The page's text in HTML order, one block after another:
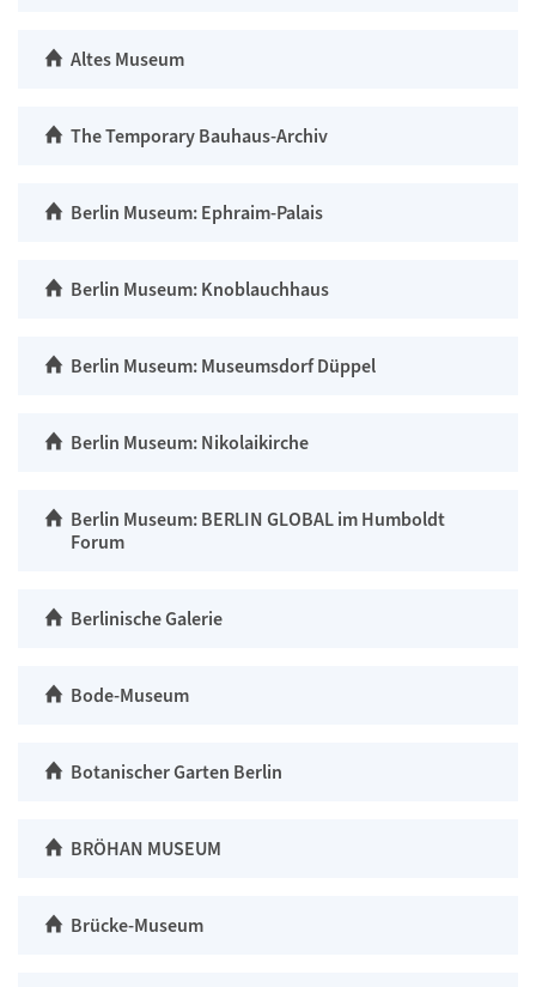
Altes Museum
The Temporary Bauhaus-Archiv
Berlin Museum: Ephraim-Palais
Berlin Museum: Knoblauchhaus
Berlin Museum: Museumsdorf Düppel
Berlin Museum: Nikolaikirche
Berlin Museum: BERLIN GLOBAL im Humboldt
Forum
Berlinische Galerie
Bode-Museum
Botanischer Garten Berlin
BRÖHAN MUSEUM
Brücke-Museum